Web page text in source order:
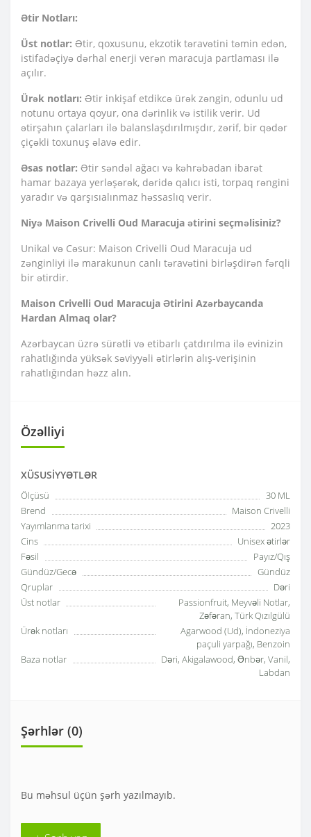
Ətir Notları:
Üst notlar: Ətir, qoxusunu, ekzotik təravətini təmin edən,
istifadəçiyə dərhal enerji verən maracuja partlaması ilə
açılır.
Ürək notları: Ətir inkişaf etdikcə ürək zəngin, odunlu ud
notunu ortaya qoyur, ona dərinlik və istilik verir. Ud
ətirşahın çalarları ilə balanslaşdırılmışdır, zərif, bir qədər
çiçəkli toxunuş əlavə edir.
Əsas notlar: Ətir səndəl ağacı və kəhrəbadan ibarət
hamar bazaya yerləşərək, dəridə qalıcı isti, torpaq rəngini
yaradır və qarşısıalınmaz həssaslıq verir.
Niyə Maison Crivelli Oud Maracuja ətirini seçməlisiniz?
Unikal və Cəsur: Maison Crivelli Oud Maracuja ud
zənginliyi ilə marakunun canlı təravətini birləşdirən fərqli
bir ətirdir.
Maison Crivelli Oud Maracuja Ətirini Azərbaycanda
Hardan Almaq olar?
Azərbaycan üzrə sürətli və etibarlı çatdırılma ilə evinizin
rahatlığında yüksək səviyyəli ətirlərin alış-verişinin
rahatlığından həzz alın.
Özəlliyi
XÜSUSIYYƏTLƏR
Ölçüsü
30 ML
Brend
Maison Crivelli
Yayımlanma tarixi
2023
Cins
Unisex ətirlər
Fəsil
Payız/Qış
Gündüz/Gecə
Gündüz
Qruplar
Dəri
Üst notlar
Passionfruit, Meyvəli Notlar,
Zəfəran, Türk Qızılgülü
Ürək notları
Agarwood (Ud), İndoneziya
paçuli yarpağı, Benzoin
Baza notlar
Dəri, Akigalawood, Ənbər, Vanil,
Labdan
Şərhlər (0)
Bu məhsul üçün şərh yazılmayıb.